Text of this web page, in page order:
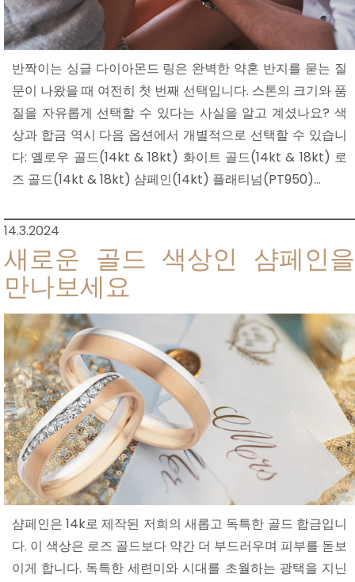
반짝이는 싱글 다이아몬드 링은 완벽한 약혼 반지를 묻는 질
문이 나왔을 때 여전히 첫 번째 선택입니다. 스톤의 크기와 품
질을 자유롭게 선택할 수 있다는 사실을 알고 계셨나요? 색
상과 합금 역시 다음 옵션에서 개별적으로 선택할 수 있습니
다: 옐로우 골드(14kt & 18kt) 화이트 골드(14kt & 18kt) 로
즈 골드(14kt & 18kt) 샴페인(14kt) 플래티넘(PT950)…
14.3.2024
새로운 골드 색상인 샴페인을
만나보세요
샴페인은 14k로 제작된 저희의 새롭고 독특한 골드 합금입니
다. 이 색상은 로즈 골드보다 약간 더 부드러우며 피부를 돋보
이게 합니다. 독특한 세련미와 시대를 초월하는 광택을 지닌